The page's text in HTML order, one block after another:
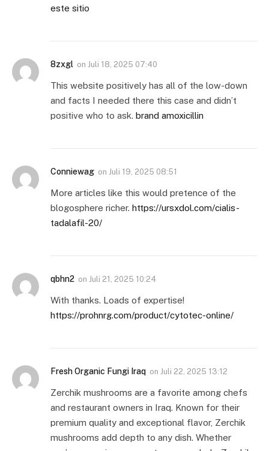
este sitio
8zxgl on Juli 18, 2025 07:40
This website positively has all of the low-down
and facts I needed there this case and didn’t
positive who to ask. brand amoxicillin
Conniewag on Juli 19, 2025 08:51
More articles like this would pretence of the
blogosphere richer. https://ursxdol.com/cialis-
tadalafil-20/
qbhn2 on Juli 21, 2025 10:24
With thanks. Loads of expertise!
https://prohnrg.com/product/cytotec-online/
Fresh Organic Fungi Iraq on Juli 22, 2025 13:12
Zerchik mushrooms are a favorite among chefs
and restaurant owners in Iraq. Known for their
premium quality and exceptional flavor, Zerchik
mushrooms add depth to any dish. Whether